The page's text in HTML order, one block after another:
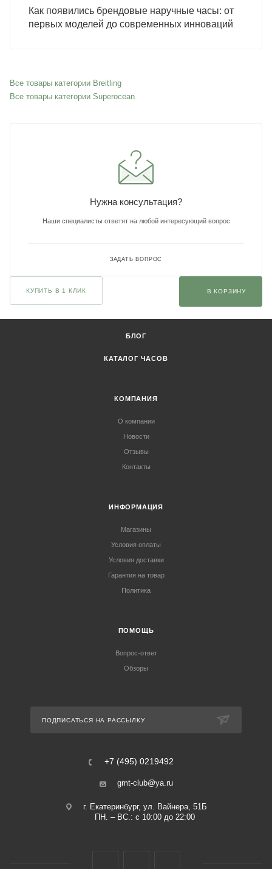
Как появились брендовые наручные часы: от
первых моделей до современных инноваций
Все товары категории Breitling
Все товары категории Superocean
Нужна консультация?
Наши специалисты ответят на любой интересующий вопрос
ЗАДАТЬ ВОПРОС
КУПИТЬ В 1 КЛИК В КОРЗИНУ
БЛОГ
КАТАЛОГ ЧАСОВ
КОМПАНИЯ
О компании
Новости
Отзывы
Контакты
ИНФОРМАЦИЯ
Магазины
Условия оплаты
Условия доставки
Гарантия на товар
Политика
ПОМОЩЬ
Вопрос-ответ
Обзоры
ПОДПИСАТЬСЯ НА РАССЫЛКУ
+7 (495) 0219492
gmt-club@ya.ru
г. Екатеринбург, ул. Вайнера, 51Б
ПН. – ВС.: с 10:00 до 22:00